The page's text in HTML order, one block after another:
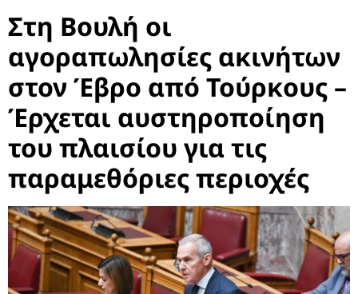
Στη Βουλή οι
αγοραπωλησίες ακινήτων
στον Έβρο από Τούρκους –
Έρχεται αυστηροποίηση
του πλαισίου για τις
παραμεθόριες περιοχές